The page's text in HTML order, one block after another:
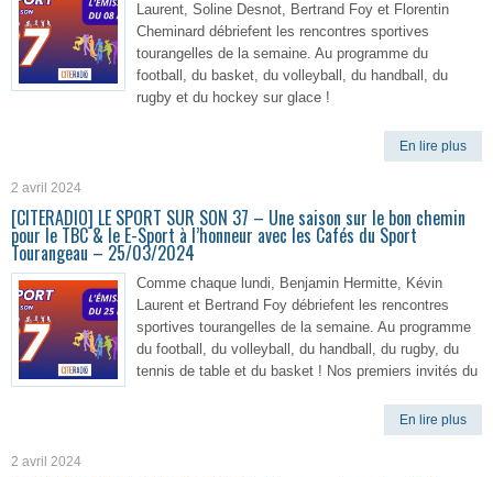
Laurent, Soline Desnot, Bertrand Foy et Florentin
Cheminard débriefent les rencontres sportives
tourangelles de la semaine. Au programme du
football, du basket, du volleyball, du handball, du
rugby et du hockey sur glace !
En lire plus
2 avril 2024
[CITERADIO] LE SPORT SUR SON 37 – Une saison sur le bon chemin
pour le TBC & le E-Sport à l’honneur avec les Cafés du Sport
Tourangeau – 25/03/2024
Comme chaque lundi, Benjamin Hermitte, Kévin
Laurent et Bertrand Foy débriefent les rencontres
sportives tourangelles de la semaine. Au programme
du football, du volleyball, du handball, du rugby, du
tennis de table et du basket ! Nos premiers invités du
En lire plus
2 avril 2024